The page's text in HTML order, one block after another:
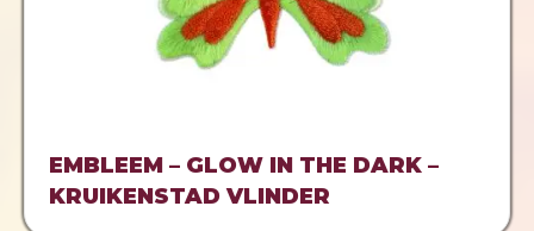
EMBLEEM – GLOW IN THE DARK –
KRUIKENSTAD VLINDER